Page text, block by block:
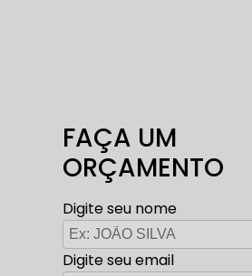
FAÇA UM
ORÇAMENTO
Digite seu nome
Digite seu email